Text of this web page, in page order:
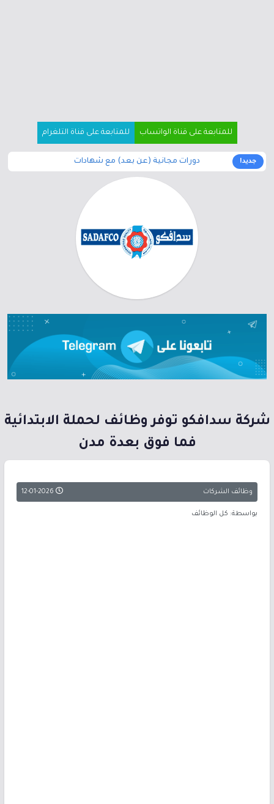
للمتابعة على قناة الواتساب للمتابعة على قناة التلغرام
جديد! دورات مجانية (عن بعد) مع شهادات
شركة سدافكو توفر وظائف لحملة الابتدائية
فما فوق بعدة مدن
وظائف الشركات 12-01-2026
بواسطة: كل الوظائف